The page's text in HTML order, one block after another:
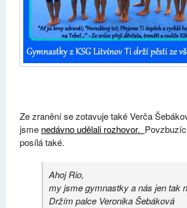
Ze zranění se zotavuje také Verča
jsme nedávno udělali rozhovor.
posílá také.
Ahoj Rio,
my jsme gymnastky a nás jen tak
Držím palce Veronika Šebáková